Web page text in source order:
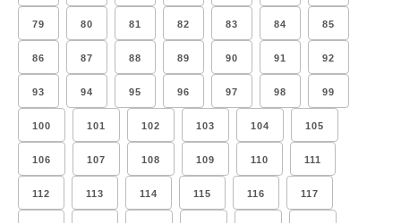
79 80 81 82 83 84 85
86 87 88 89 90 91 92
93 94 95 96 97 98 99
100 101 102 103 104 105
106 107 108 109 110 111
112 113 114 115 116 117